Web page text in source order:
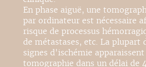
En phase aiguë, une
par ordinateur est nécessaire
risque de processus
de métastases, etc. La plupart
signes d'ischémie
tomographie dans un délai de